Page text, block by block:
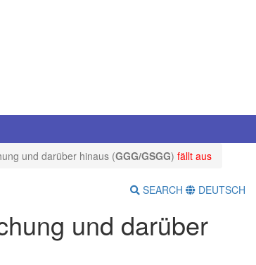
und darüber hinaus (GGG/GSGG) fällt aus
SEARCH DEUTSCH
und darüber